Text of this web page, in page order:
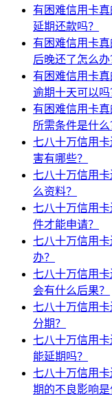
有困难信用卡
延期还款吗？
有困难信用卡
后晚还了怎么办
有困难信用卡
逾期十天可以吗
有困难信用卡
所需条件是什么
七八十万信用
害有哪些？
七八十万信用
么资料？
七八十万信用
件才能申请？
七八十万信用
办？
七八十万信用
会有什么后果？
七八十万信用
分期？
七八十万信用
能延期吗？
七八十万信用
期的不良影响是